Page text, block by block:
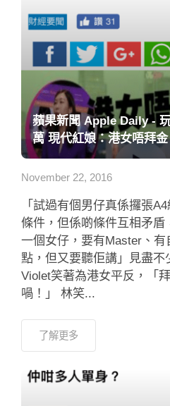
蘋果新聞 Apple Daily -
萬 現代紅娘：港女唔拜金
November 22, 2016
「試過有個男仔真係攞張
條件，但係啲條件互相矛盾
一個女仔，要有Master、有
點，但又要聽佢講」見盡不
Violet笑著為港女平反，「
喎！」 林笑...
了解更多